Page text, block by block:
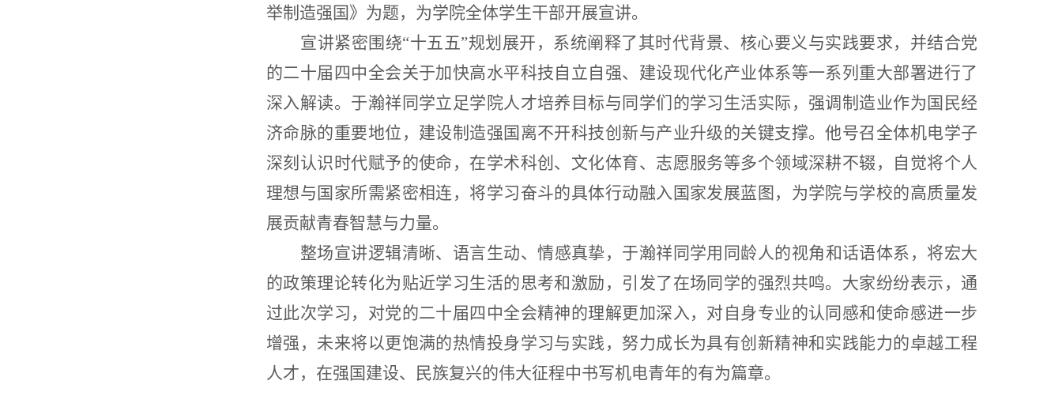
举制造强国》为题，为学院全体学生干部开展宣讲。
宣讲紧密围绕“十五五”规划展开，系统阐释了其时代背景、核心要义与实践要求，并结合党
的二十届四中全会关于加快高水平科技自立自强、建设现代化产业体系等一系列重大部署进行了
深入解读。于瀚祥同学立足学院人才培养目标与同学们的学习生活实际，强调制造业作为国民经
济命脉的重要地位，建设制造强国离不开科技创新与产业升级的关键支撑。他号召全体机电学子
深刻认识时代赋予的使命，在学术科创、文化体育、志愿服务等多个领域深耕不辍，自觉将个人
理想与国家所需紧密相连，将学习奋斗的具体行动融入国家发展蓝图，为学院与学校的高质量发
展贡献青春智慧与力量。
整场宣讲逻辑清晰、语言生动、情感真挚，于瀚祥同学用同龄人的视角和话语体系，将宏大
的政策理论转化为贴近学习生活的思考和激励，引发了在场同学的强烈共鸣。大家纷纷表示，通
过此次学习，对党的二十届四中全会精神的理解更加深入，对自身专业的认同感和使命感进一步
增强，未来将以更饱满的热情投身学习与实践，努力成长为具有创新精神和实践能力的卓越工程
人才，在强国建设、民族复兴的伟大征程中书写机电青年的有为篇章。